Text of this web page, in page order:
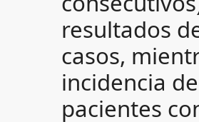
resultados
casos,
incidencia
pacientes